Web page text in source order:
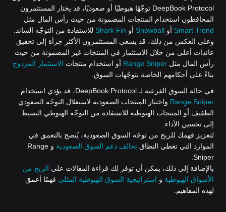
DeepBook Protocol توجّهًا هبوطيًا أو صعوديًا، قد يختار المستثمرون
المحافظون استخدام المنتجات المضمونة من حيث رأس المال مثل
Smart Trend أو Snowball أو Shark Fin للاستفادة من التوجّه السائد.
وعلى العكس من ذلك، قد يسعى المستثمرون الأكثر جرأة إلى تحقيق
عائدات أعلى من خلال الاستثمار في المنتجات غير المضمونة من حيث
رأس المال مثل Range Sniper أو استخدام منتجات الاستثمار المزدوج
بناءً على أحكامهم الخاصة بتوجّهات السوق.
في حالة السوق الفرعية لـ DeepBook Protocol، قد يؤدي استخدام
Range Sniper واختيار المنتجات الصعودية لاستغلال التوجّه الصعودي
الطفيف أو المنتجات الهبوطية للاستفادة من التوجّه الهبوطي البسيط
إلى تحسين الأداء.
لتعزيز فهمك للربح من توجّه السوق الصعودية، يُنصح بالتعمق في
الموارد التي تغطي النطاق تحالف دعم السوق الصعودية
و Range
Sniper.
بالإضافة إلى ذلك، يمكن أن توفر لك قراءة المقالات على الربح من
الأسواق الهبوطية و استراتيجية السوق الهبوطية المثلى فهمًا أعمق
لهذه المفاهيم.